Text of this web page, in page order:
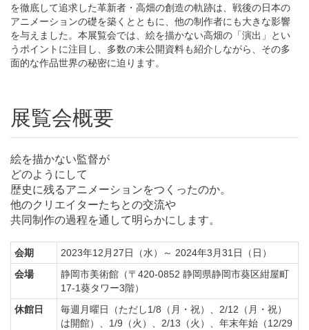
を徹底して追求した革新者・高畑の創造の軌跡は、戦後の日本の
アニメーションの礎を築くとともに、他の制作者にも大きな影響
を与えました。本展覧会では、絵を描かない高畑の「演出」とい
うポイントに注目し、多数の未公開資料も紹介しながら、その多
面的な作品世界の秘密に迫ります。
展覧会概要
絵を描かない監督が
どのようにして
歴史に残るアニメーションをつくったのか。
他のクリエイターたちとの交流や
共同制作の過程を通して明らかにします。
会期
2023年12月27日（水）～ 2024年3月31日（日）
会場
静岡市美術館（〒420-0852 静岡県静岡市葵区紺屋町
17-1葵タワー3階）
休館日
毎週月曜日（ただし1/8（月・祝）、2/12（月・祝）
は開館）、1/9（火）、2/13（火）、年末年始（12/29